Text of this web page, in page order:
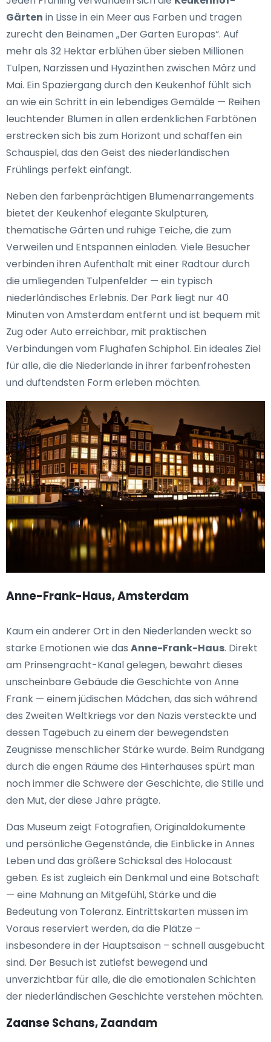
Gärten in Lisse in ein Meer aus Farben und tragen
zurecht den Beinamen „Der Garten Europas“. Auf
mehr als 32 Hektar erblühen über sieben Millionen
Tulpen, Narzissen und Hyazinthen zwischen März und
Mai. Ein Spaziergang durch den Keukenhof fühlt sich
an wie ein Schritt in ein lebendiges Gemälde — Reihen
leuchtender Blumen in allen erdenklichen Farbtönen
erstrecken sich bis zum Horizont und schaffen ein
Schauspiel, das den Geist des niederländischen
Frühlings perfekt einfängt.
Neben den farbenprächtigen Blumenarrangements
bietet der Keukenhof elegante Skulpturen,
thematische Gärten und ruhige Teiche, die zum
Verweilen und Entspannen einladen. Viele Besucher
verbinden ihren Aufenthalt mit einer Radtour durch
die umliegenden Tulpenfelder — ein typisch
niederländisches Erlebnis. Der Park liegt nur 40
Minuten von Amsterdam entfernt und ist bequem mit
Zug oder Auto erreichbar, mit praktischen
Verbindungen vom Flughafen Schiphol. Ein ideales Ziel
für alle, die die Niederlande in ihrer farbenfrohesten
und duftendsten Form erleben möchten.
Anne-Frank-Haus, Amsterdam
Kaum ein anderer Ort in den Niederlanden weckt so
starke Emotionen wie das Anne-Frank-Haus. Direkt
am Prinsengracht-Kanal gelegen, bewahrt dieses
unscheinbare Gebäude die Geschichte von Anne
Frank — einem jüdischen Mädchen, das sich während
des Zweiten Weltkriegs vor den Nazis versteckte und
dessen Tagebuch zu einem der bewegendsten
Zeugnisse menschlicher Stärke wurde. Beim Rundgang
durch die engen Räume des Hinterhauses spürt man
noch immer die Schwere der Geschichte, die Stille und
den Mut, der diese Jahre prägte.
Das Museum zeigt Fotografien, Originaldokumente
und persönliche Gegenstände, die Einblicke in Annes
Leben und das größere Schicksal des Holocaust
geben. Es ist zugleich ein Denkmal und eine Botschaft
— eine Mahnung an Mitgefühl, Stärke und die
Bedeutung von Toleranz. Eintrittskarten müssen im
Voraus reserviert werden, da die Plätze –
insbesondere in der Hauptsaison – schnell ausgebucht
sind. Der Besuch ist zutiefst bewegend und
unverzichtbar für alle, die die emotionalen Schichten
der niederländischen Geschichte verstehen möchten.
Zaanse Schans, Zaandam